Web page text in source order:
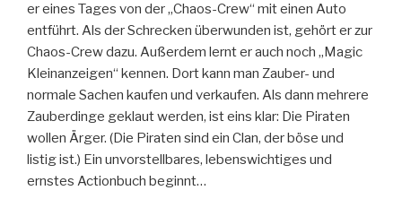
er eines Tages von der „Chaos-Crew“ mit einen Auto
entführt. Als der Schrecken überwunden ist, gehört er zur
Chaos-Crew dazu. Außerdem lernt er auch noch „Magic
Kleinanzeigen“ kennen. Dort kann man Zauber- und
normale Sachen kaufen und verkaufen. Als dann mehrere
Zauberdinge geklaut werden, ist eins klar: Die Piraten
wollen Ärger. (Die Piraten sind ein Clan, der böse und
listig ist.) Ein unvorstellbares, lebenswichtiges und
ernstes Actionbuch beginnt…